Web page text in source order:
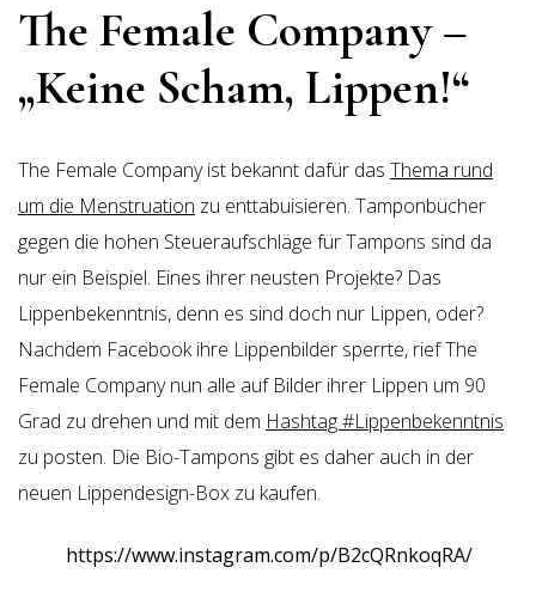
The Female Company –
„Keine Scham, Lippen!“
The Female Company ist bekannt dafür das Thema rund
um die Menstruation zu enttabuisieren. Tamponbücher
gegen die hohen Steueraufschläge für Tampons sind da
nur ein Beispiel. Eines ihrer neusten Projekte? Das
Lippenbekenntnis, denn es sind doch nur Lippen, oder?
Nachdem Facebook ihre Lippenbilder sperrte, rief The
Female Company nun alle auf Bilder ihrer Lippen um 90
Grad zu drehen und mit dem Hashtag #Lippenbekenntnis
zu posten. Die Bio-Tampons gibt es daher auch in der
neuen Lippendesign-Box zu kaufen.
https://www.instagram.com/p/B2cQRnkoqRA/